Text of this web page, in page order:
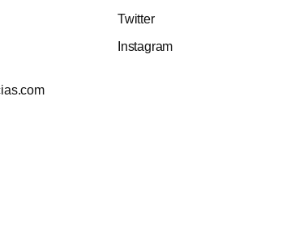
Twitter
Instagram